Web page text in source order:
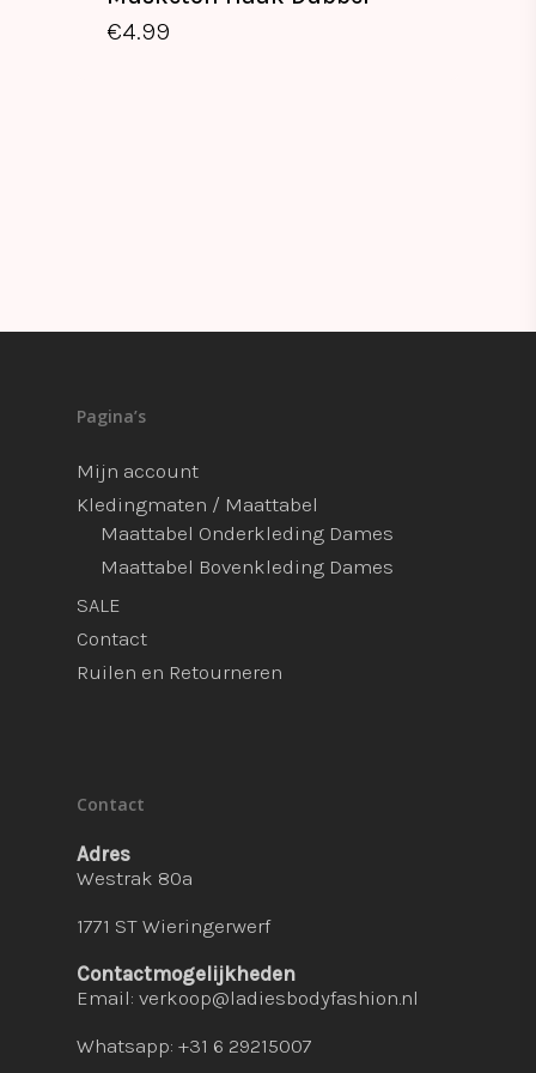
€4.99
Pagina’s
Mijn account
Kledingmaten / Maattabel
Maattabel Onderkleding Dames
Maattabel Bovenkleding Dames
SALE
Contact
Ruilen en Retourneren
Contact
Adres
Westrak 80a
1771 ST Wieringerwerf
Contactmogelijkheden
Email: verkoop@ladiesbodyfashion.nl
Whatsapp: +31 6 29215007